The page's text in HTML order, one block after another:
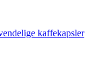
kaffekapsler